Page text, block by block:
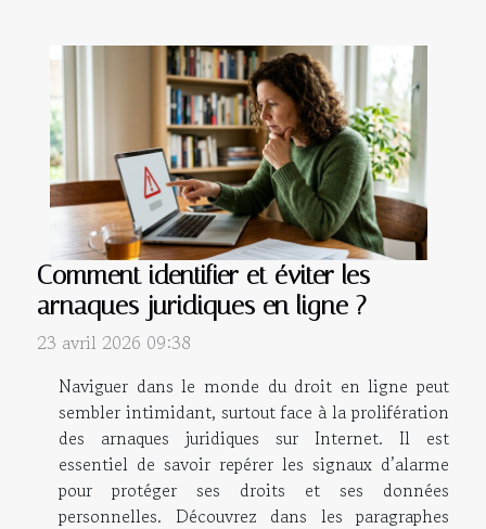
Comment identifier et éviter les
arnaques juridiques en ligne ?
23 avril 2026 09:38
Naviguer dans le monde du droit en ligne peut
sembler intimidant, surtout face à la prolifération
des arnaques juridiques sur Internet. Il est
essentiel de savoir repérer les signaux d’alarme
pour protéger ses droits et ses données
personnelles. Découvrez dans les paragraphes